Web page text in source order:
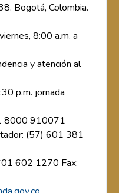
Bogotá, Colombia.
8:00 a.m. a
y atención al
p.m. jornada
8000 910071
(57) 601 381
602 1270 Fax: